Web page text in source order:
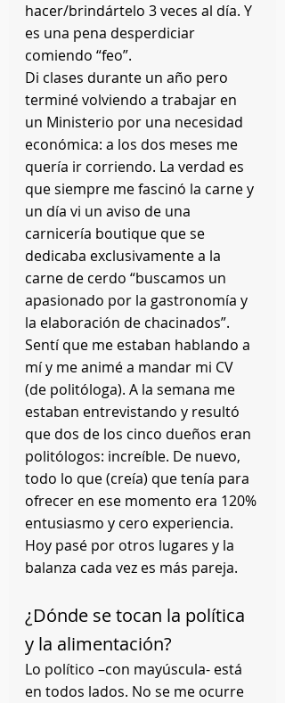
hacer/brindártelo 3 veces al día. Y
es una pena desperdiciar
comiendo “feo”.
Di clases durante un año pero
terminé volviendo a trabajar en
un Ministerio por una necesidad
económica: a los dos meses me
quería ir corriendo. La verdad es
que siempre me fascinó la carne y
un día vi un aviso de una
carnicería boutique que se
dedicaba exclusivamente a la
carne de cerdo “buscamos un
apasionado por la gastronomía y
la elaboración de chacinados”.
Sentí que me estaban hablando a
mí y me animé a mandar mi CV
(de politóloga). A la semana me
estaban entrevistando y resultó
que dos de los cinco dueños eran
politólogos: increíble. De nuevo,
todo lo que (creía) que tenía para
ofrecer en ese momento era 120%
entusiasmo y cero experiencia.
Hoy pasé por otros lugares y la
balanza cada vez es más pareja.
¿Dónde se tocan la política
y la alimentación?
Lo político –con mayúscula- está
en todos lados. No se me ocurre